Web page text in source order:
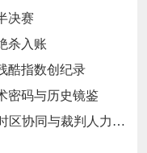
决赛
杀入账
酷指数创纪录
密码与历史镜鉴
裁判人力配置优化策略